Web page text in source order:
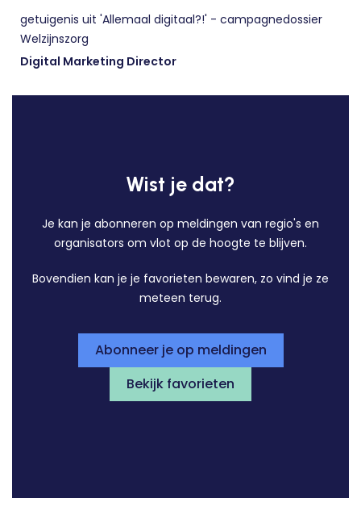
getuigenis uit 'Allemaal digitaal?!' - campagnedossier
Welzijnszorg
Digital Marketing Director
Wist je dat?
Je kan je abonneren op meldingen van regio's en
organisators om vlot op de hoogte te blijven.
Bovendien kan je je favorieten bewaren, zo vind je ze
meteen terug.
Abonneer je op meldingen
Bekijk favorieten